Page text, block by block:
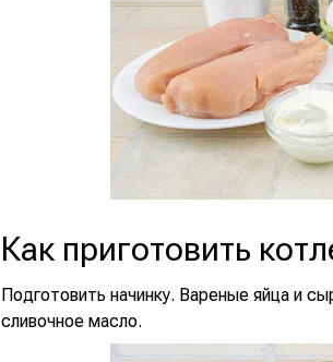
Как приготовить
Подготовить начинку. Вареные яйца и
сливочное масло.